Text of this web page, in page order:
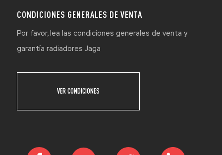
CONDICIONES GENERALES DE VENTA
Por favor, lea las condiciones generales de venta y
garantía radiadores Jaga
VER CONDICIONES